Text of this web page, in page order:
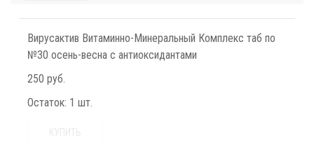
Вирусактив Витаминно-Минеральный Комплекс таб по
№30 осень-весна с антиоксидантами
250 руб.
Остаток: 1 шт.